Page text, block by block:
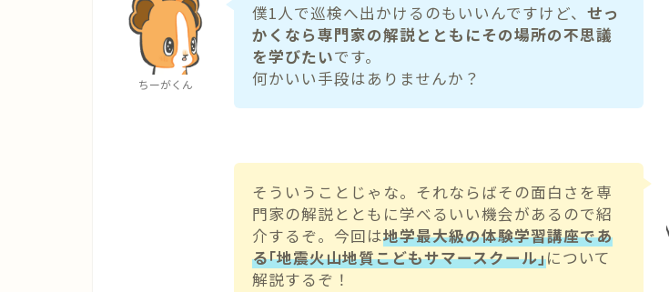
ちーがくん
僕1人で巡検へ出かけるのもいいんですけど、せっ
かくなら専門家の解説とともにその場所の不思議
を学びたいです。
何かいい手段はありませんか？
そういうことじゃな。それならばその面白さを専
門家の解説とともに学べるいい機会があるので紹
介するぞ。今回は地学最大級の体験学習講座であ
る｢地震火山地質こどもサマースクール｣について
解説するぞ！